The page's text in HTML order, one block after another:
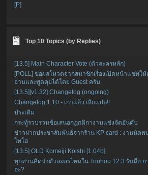
[P]
Top 10 Topics (by Replies)
[13.5] Main Character Vote (ตัวละครหลัก)
[POLL] ขอผลโหวตจากสมาชิกเรื่องเปิดหน้าแชทให้
อ่านและพูดคุยได้โดย Guest ครับ
[13.5][v1.32] Changelog (ongoing)
Changelog 1.10 - เก่าแล้ว เลิกแปล!!
ประเดิม
กระทู้รวบรวมข้อเสนอกฎกติกางานแข่งจัดอันดับ
ข่าวฝากประชาสัมพันธ์จากร้าน KP card : งานนัดพ
โทโฮ
[13.5] OLD Komeiji Koishi [1.04b]
ทุกท่านคิดว่าตัวละครไหนใน Touhou 12.3 รับมือ ย
ฮะ?